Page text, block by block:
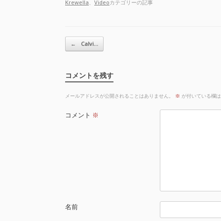
Krewella Videoカテゴリーの記事
投稿ナビゲーション
← Calvi…
コメントを残す
メールアドレスが公開されることはありません。 ※ が付いている欄
コメント ※
名前